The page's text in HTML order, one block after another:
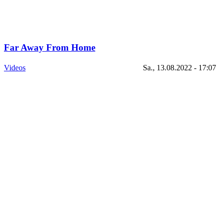
Far Away From Home
Videos Sa., 13.08.2022 - 17:07